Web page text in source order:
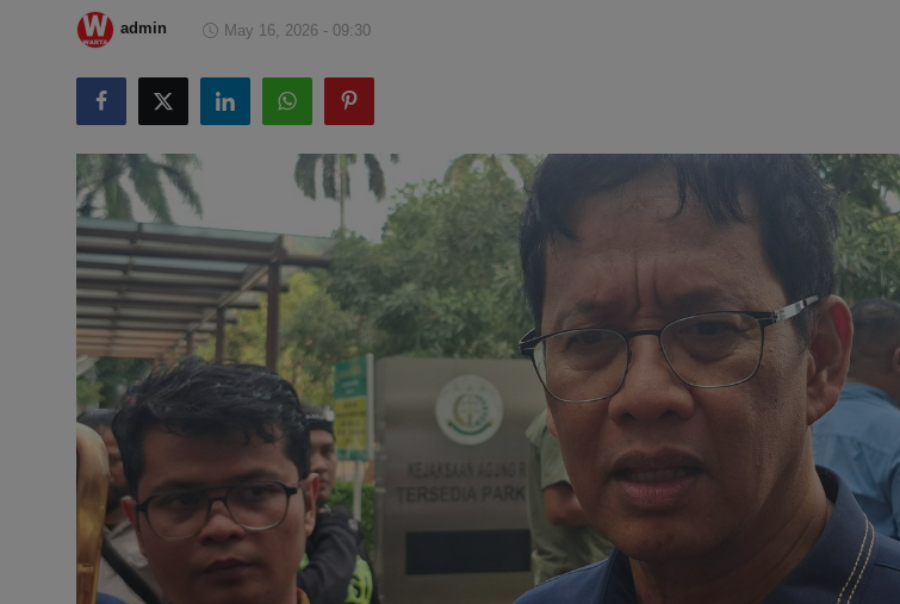
Hiburan
Kesehatan
admin May 16, 2026 - 09:30